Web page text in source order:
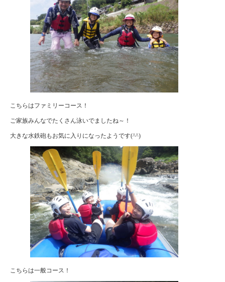
こちらはファミリーコース！
ご家族みんなでたくさん泳いでましたね～！
大きな水鉄砲もお気に入りになったようです(^^)
こちらは一般コース！